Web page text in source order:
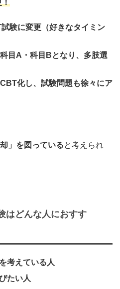
！
験に変更（好きなタイミン
目A・科目Bとなり、多肢選
化し、試験問題も徐々にア
」を図っていると考えられ
はどんな人におすす
考えている人
たい人